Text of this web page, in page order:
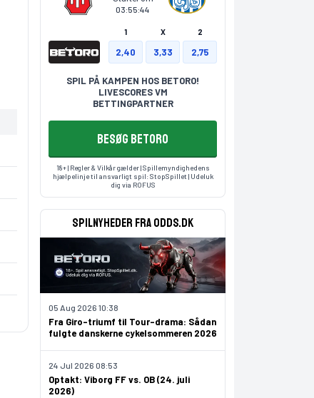
03:55:43
1 X 2
2,40 3,33 2,75
SPIL PÅ KAMPEN HOS BETORO!
LIVESCORES VM
BETTINGPARTNER
BESØG BETORO
18+ | Regler & Vilkår gælder | Spillemyndighedens
hjælpelinje til ansvarligt spil:StopSpillet | Udeluk
dig via ROFUS
Spilnyheder fra odds.dk
Fra Giro-triumf til Tour-drama: Sådan
fulgte danskerne cykelsommeren 2026
05 Aug 2026 10:38
Optakt: Viborg FF vs. OB (24. juli
2026)
24 Jul 2026 08:53